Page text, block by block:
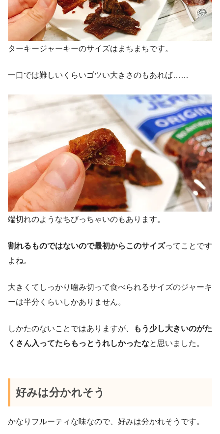
ターキージャーキーのサイズはまちまちです。
一口では難しいくらいゴツい大きさのもあれば……
端切れのようなちびっちゃいのもあります。
割れるものではないので最初からこのサイズってことです
よね。
大きくてしっかり噛み切って食べられるサイズのジャーキ
ーは半分くらいしかありません。
しかたのないことではありますが、
もう少し大きいのがた
くさん入ってたらもっとうれしかったなと思いました。
好みは分かれそう
かなりフルーティな味なので、好みは分かれそうです。